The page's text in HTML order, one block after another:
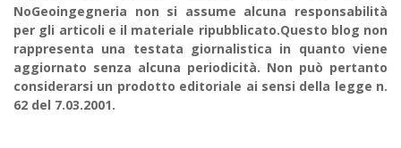
NoGeoingegneria non si assume alcuna responsabilità
per gli articoli e il materiale ripubblicato.Questo blog non
rappresenta una testata giornalistica in quanto viene
aggiornato senza alcuna periodicità. Non può pertanto
considerarsi un prodotto editoriale ai sensi della legge n.
62 del 7.03.2001.